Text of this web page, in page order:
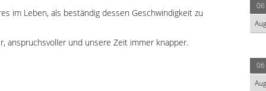
im Leben, als beständig dessen Geschwindigkeit zu
anspruchsvoller und unsere Zeit immer knapper.
06
Aug
06
Aug